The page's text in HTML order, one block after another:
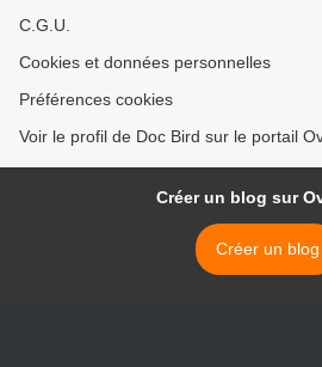
C.G.U.
Cookies et données personnelles
Préférences cookies
Voir le profil de Doc Bird sur le portail
Créer un blog sur
Créer un blog